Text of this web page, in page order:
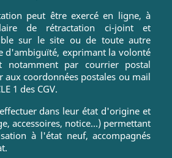
peut être exercé en ligne, à
de rétractation ci-joint et
sur le site ou de toute autre
d'ambiguïté, exprimant la volonté
notamment par courrier postal
aux coordonnées postales ou mail
1 des CGV.
dans leur état d'origine et
accessoires, notice...) permettant
à l'état neuf, accompagnés